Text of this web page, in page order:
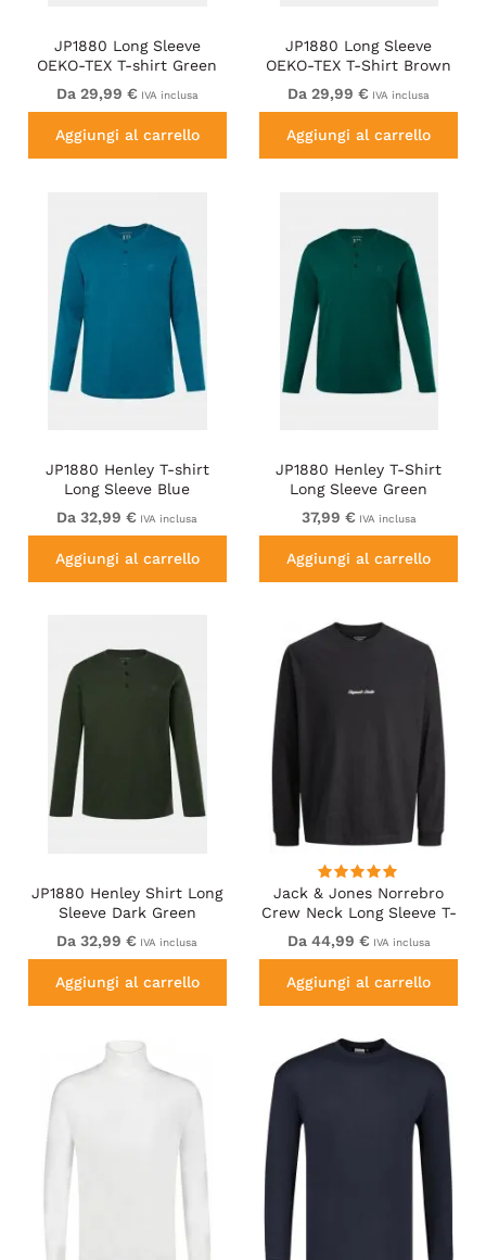
JP1880 Long Sleeve
OEKO-TEX T-shirt Green
Da 29,99 € IVA inclusa
Aggiungi al carrello
JP1880 Long Sleeve
OEKO-TEX T-Shirt Brown
Da 29,99 € IVA inclusa
Aggiungi al carrello
JP1880 Henley T-shirt
Long Sleeve Blue
Da 32,99 € IVA inclusa
Aggiungi al carrello
JP1880 Henley T-Shirt
Long Sleeve Green
37,99 € IVA inclusa
Aggiungi al carrello
JP1880 Henley Shirt Long
Sleeve Dark Green
Da 32,99 € IVA inclusa
Aggiungi al carrello
Jack & Jones Norrebro
Crew Neck Long Sleeve T-
Shirt Black
Da 44,99 € IVA inclusa
Aggiungi al carrello